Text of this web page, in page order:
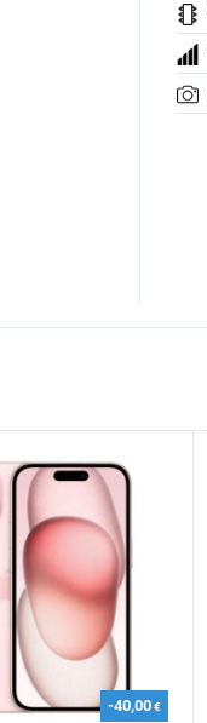
-40,00€